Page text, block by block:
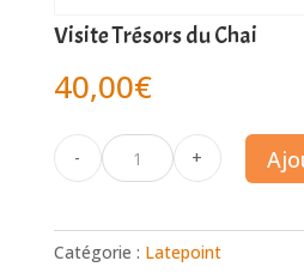
Visite Trésors du Chai
40,00€
Visite
Trésors
Chai
quantité
- +
Catégorie : Latepoint